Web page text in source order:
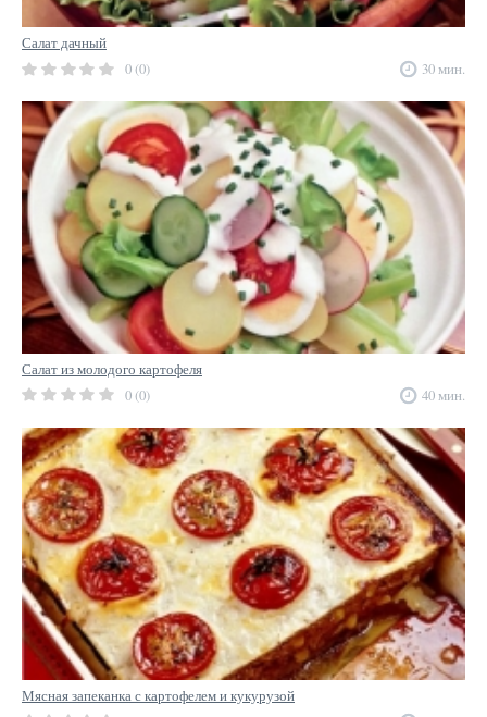
Салат дачный
0 (0)
30 мин.
Салат из молодого картофеля
0 (0)
40 мин.
Мясная запеканка с картофелем и кукурузой